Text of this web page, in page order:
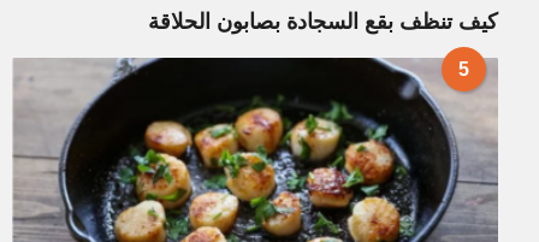
كيف تنظف بقع السجادة بصابون الحلاقة
5